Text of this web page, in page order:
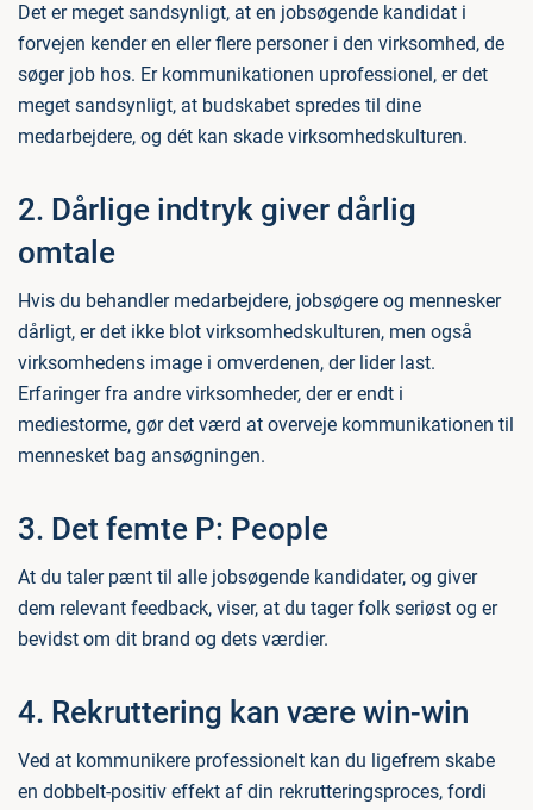
Det er meget sandsynligt, at en jobsøgende kandidat i
forvejen kender en eller flere personer i den virksomhed, de
søger job hos. Er kommunikationen uprofessionel, er det
meget sandsynligt, at budskabet spredes til dine
medarbejdere, og dét kan skade virksomhedskulturen.
2. Dårlige indtryk giver dårlig
omtale
Hvis du behandler medarbejdere, jobsøgere og mennesker
dårligt, er det ikke blot virksomhedskulturen, men også
virksomhedens image i omverdenen, der lider last.
Erfaringer fra andre virksomheder, der er endt i
mediestorme, gør det værd at overveje kommunikationen til
mennesket bag ansøgningen.
3. Det femte P: People
At du taler pænt til alle jobsøgende kandidater, og giver
dem relevant feedback, viser, at du tager folk seriøst og er
bevidst om dit brand og dets værdier.
4. Rekruttering kan være win-win
Ved at kommunikere professionelt kan du ligefrem skabe
en dobbelt-positiv effekt af din rekrutteringsproces, fordi